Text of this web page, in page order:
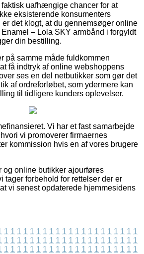
uafhængige chancer for at
eksisterende konsumenters
det klogt, at du gennemsøger online
– Lola SKY armbånd i forgyldt
din bestilling.
på samme måde fuldkommen
få indtryk af online webshoppens
ses en del netbutikker som gør det
af ordreforløbet, som ydermere kan
til tidligere kunders oplevelser.
Vi har et fast samarbejde
vi promoverer firmaernes
kommission hvis en af vores brugere
og online butikker ajourføres
tager forbehold for rettelser der er
vi senest opdaterede hjemmesidens
1 1 1 1 1 1 1 1 1 1 1 1 1 1 1 1 1 1 1 1 1
1 1 1 1 1 1 1 1 1 1 1 1 1 1 1 1 1 1 1 1 1
1 1 1 1 1 1 1 1 1 1 1 1 1 1 1 1 1 1 1 1 1